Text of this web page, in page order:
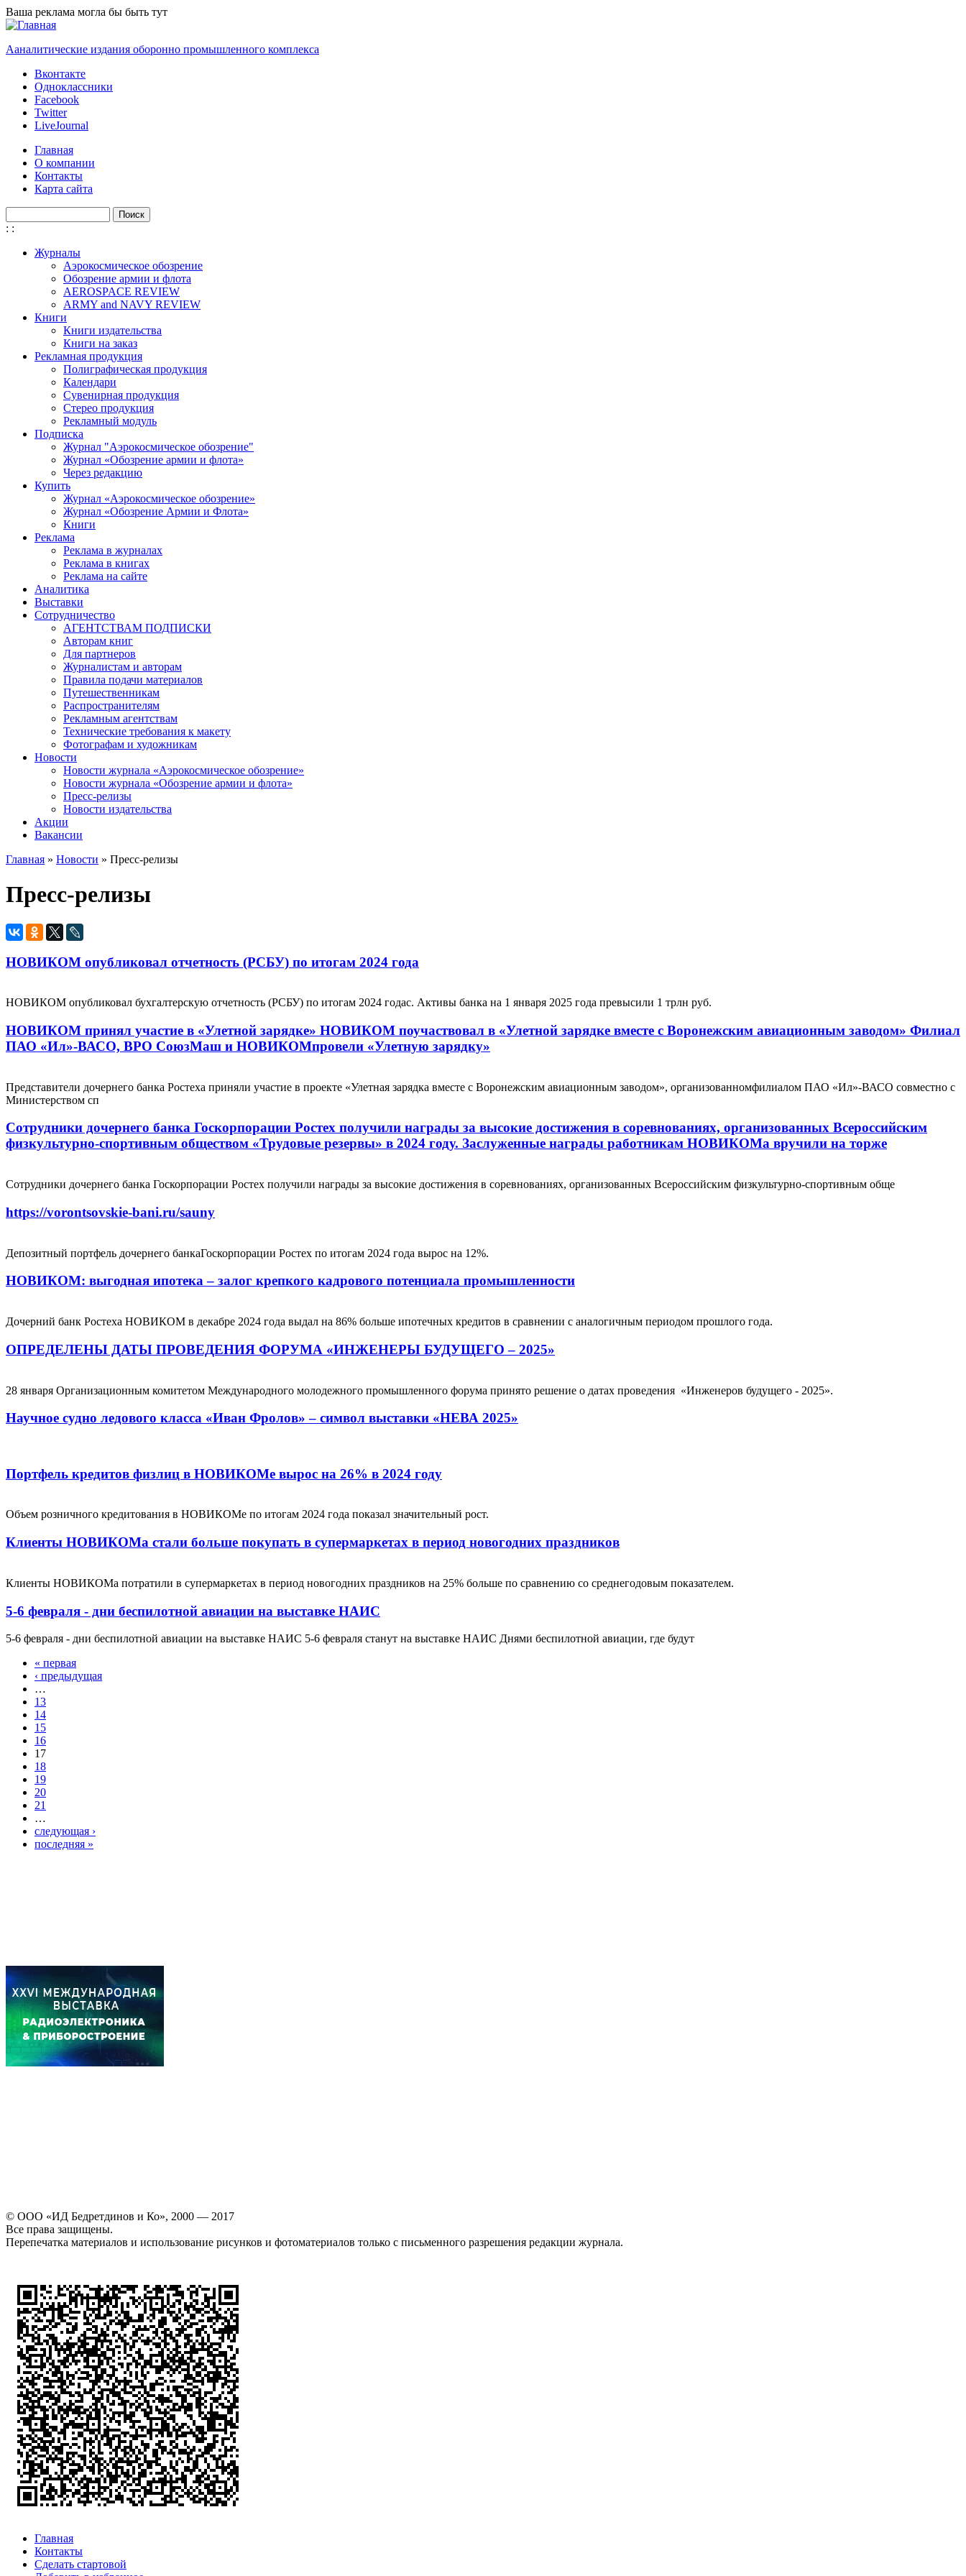
Перейти к основному содержанию
Ваша реклама могла бы быть тут
Ааналитические издания оборонно промышленного комплекса
Вконтакте
Одноклассники
Facebook
Twitter
LiveJournal
Главная
О компании
Контакты
Карта сайта
Форма поиска
: :
Журналы
Аэрокосмическое обозрение
Обозрение армии и флота
AEROSPACE REVIEW
ARMY and NAVY REVIEW
Книги
Книги издательства
Книги на заказ
Рекламная продукция
Полиграфическая продукция
Календари
Сувенирная продукция
Стерео продукция
Рекламный модуль
Подписка
Журнал "Аэрокосмическое обозрение"
Журнал «Обозрение армии и флота»
Через редакцию
Купить
Журнал «Аэрокосмическое обозрение»
Журнал «Обозрение Армии и Флота»
Книги
Реклама
Реклама в журналах
Реклама в книгах
Реклама на сайте
Аналитика
Выставки
Сотрудничество
АГЕНТСТВАМ ПОДПИСКИ
Авторам книг
Для партнеров
Журналистам и авторам
Правила подачи материалов
Путешественникам
Распространителям
Рекламным агентствам
Технические требования к макету
Фотографам и художникам
Новости
Новости журнала «Аэрокосмическое обозрение»
Новости журнала «Обозрение армии и флота»
Пресс-релизы
Новости издательства
Акции
Вакансии
Главная » Новости » Пресс-релизы
Пресс-релизы
НОВИКОМ опубликовал отчетность (РСБУ) по итогам 2024 года
НОВИКОМ опубликовал бухгалтерскую отчетность (РСБУ) по итогам 2024 годас. Активы банка на 1 января 2025 года превысили 1 трлн руб.
НОВИКОМ принял участие в «Улетной зарядке» НОВИКОМ поучаствовал в «Улетной зарядке вместе с Воронежским авиационным заводом» Филиал
ПАО «Ил»-ВАСО, ВРО СоюзМаш и НОВИКОМпровели «Улетную зарядку»
Представители дочернего банка Ростеха приняли участие в проекте «Улетная зарядка вместе с Воронежским авиационным заводом», организованномфилиалом ПАО «Ил»-ВАСО совместно с
Министерством сп
Сотрудники дочернего банка Госкорпорации Ростех получили награды за высокие достижения в соревнованиях, организованных Всероссийским
физкультурно-спортивным обществом «Трудовые резервы» в 2024 году. Заслуженные награды работникам НОВИКОМа вручили на торже
Сотрудники дочернего банка Госкорпорации Ростех получили награды за высокие достижения в соревнованиях, организованных Всероссийским физкультурно-спортивным обще
https://vorontsovskie-bani.ru/sauny
Депозитный портфель дочернего банкаГоскорпорации Ростех по итогам 2024 года вырос на 12%.
НОВИКОМ: выгодная ипотека – залог крепкого кадрового потенциала промышленности
Дочерний банк Ростеха НОВИКОМ в декабре 2024 года выдал на 86% больше ипотечных кредитов в сравнении с аналогичным периодом прошлого года.
ОПРЕДЕЛЕНЫ ДАТЫ ПРОВЕДЕНИЯ ФОРУМА «ИНЖЕНЕРЫ БУДУЩЕГО – 2025»
28 января Организационным комитетом Международного молодежного промышленного форума принято решение о датах проведения «Инженеров будущего - 2025».
Научное судно ледового класса «Иван Фролов» – символ выставки «НЕВА 2025»
Портфель кредитов физлиц в НОВИКОМе вырос на 26% в 2024 году
Объем розничного кредитования в НОВИКОМе по итогам 2024 года показал значительный рост.
Клиенты НОВИКОМа стали больше покупать в супермаркетах в период новогодних праздников
Клиенты НОВИКОМа потратили в супермаркетах в период новогодних праздников на 25% больше по сравнению со среднегодовым показателем.
5-6 февраля - дни беспилотной авиации на выставке НАИС
5-6 февраля - дни беспилотной авиации на выставке НАИС 5-6 февраля станут на выставке НАИС Днями беспилотной авиации, где будут
Страницы
« первая
‹ предыдущая
…
13
14
15
16
17
18
19
20
21
…
следующая ›
последняя »
© ООО «ИД Бедретдинов и Ко», 2000 — 2017
Все права защищены.
Перепечатка материалов и использование рисунков и фотоматериалов только с письменного разрешения редакции журнала.
Главная
Контакты
Сделать стартовой